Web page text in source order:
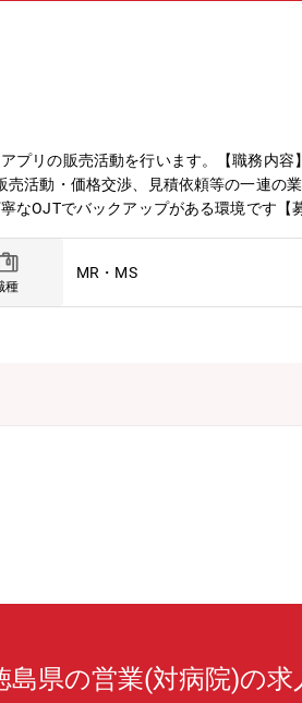
プリの販売活動を行います。【職務内容
活動・価格交渉、見積依頼等の一連の
OJTでバックアップがある環境です【
種
MR・MS
島県の営業(対病院)の